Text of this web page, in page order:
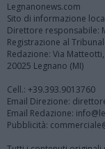
Legnanonews.com
Sito di informazione
Direttore responsabile:
Registrazione al
Redazione: Via
20025 Legnano (MI)
Cell.: +39.393.9013760
Email Direzione:
Email Redazione:
Pubblicità: